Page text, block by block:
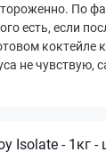
По
есть, если
коктейле
не чувствую,
Isolate - 1кг